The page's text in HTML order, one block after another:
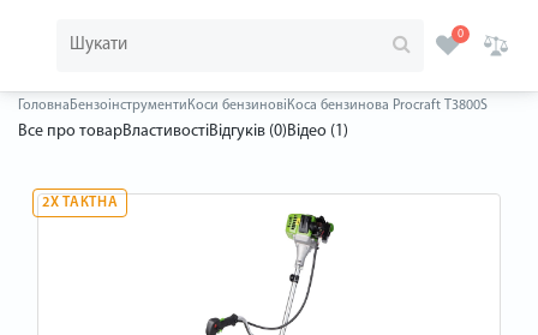
0
Головна Бензоінструменти Коси бензинові Коса бензинова Procraft T3800S
Все про товарВластивостіВідгуків (0)Відео (1)
2Х ТАКТНА